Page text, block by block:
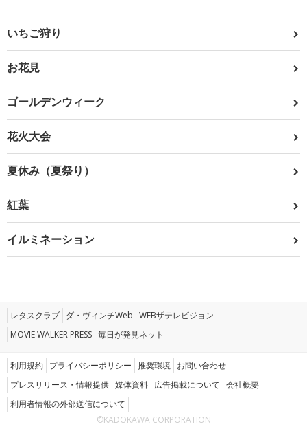
いちご狩り
お花見
ゴールデンウィーク
花火大会
夏休み（夏祭り）
紅葉
イルミネーション
レタスクラブ ダ・ヴィンチWeb WEBザテレビジョン
MOVIE WALKER PRESS 毎日が発見ネット
利用規約 プライバシーポリシー 推奨環境 お問い合わせ
プレスリリース・情報提供 媒体資料 広告掲載について 会社概要
利用者情報の外部送信について
©KADOKAWA CORPORATION